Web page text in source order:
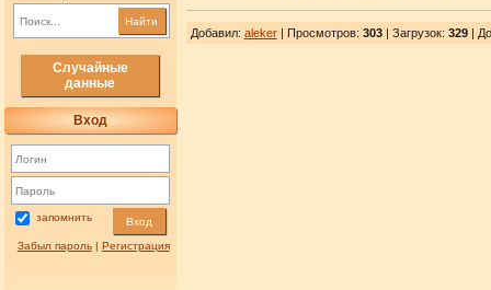
Найти
Случайные
данные
Вход
запомнить Вход
Забыл пароль| Регистрация
Добавил: aleker| Просмотров: 303| Загрузок: 329|